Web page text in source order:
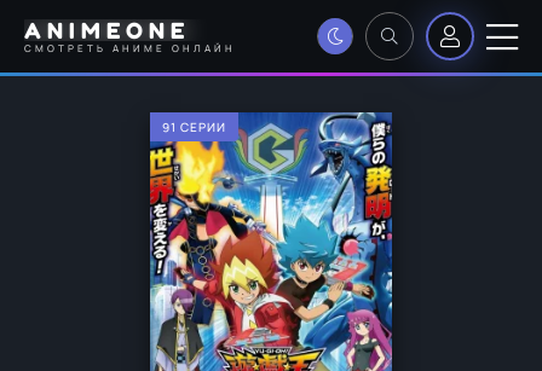
ANIMEONE
СМОТРЕТЬ АНИМЕ ОНЛАЙН
91 СЕРИИ